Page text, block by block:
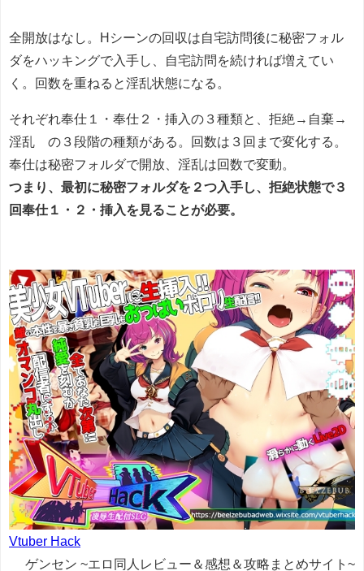
全開放はなし。Hシーンの回収は自宅訪問後に秘密フォル
ダをハッキングで入手し、自宅訪問を続ければ増えてい
く。回数を重ねると淫乱状態になる。
それぞれ奉仕１・奉仕２・挿入の３種類と、拒絶→自棄→
淫乱 の３段階の種類がある。回数は３回まで変化する。
奉仕は秘密フォルダで開放、淫乱は回数で変動。
つまり、最初に秘密フォルダを２つ入手し、拒絶状態で３
回奉仕１・２・挿入を見ることが必要。
Vtuber Hack
ゲンセン ~エロ同人レビュー＆感想＆攻略まとめサイト~